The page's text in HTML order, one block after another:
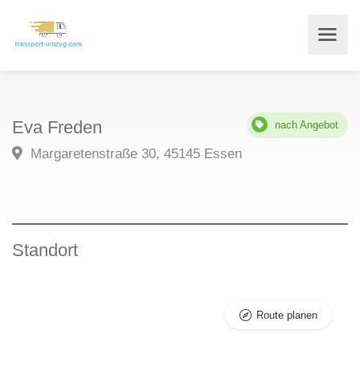
Eva Freden nach Angebot
Margaretenstraße 30, 45145 Essen
Standort
Route planen